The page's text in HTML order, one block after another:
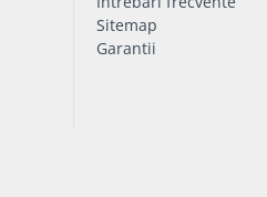
Sitemap
Garantii